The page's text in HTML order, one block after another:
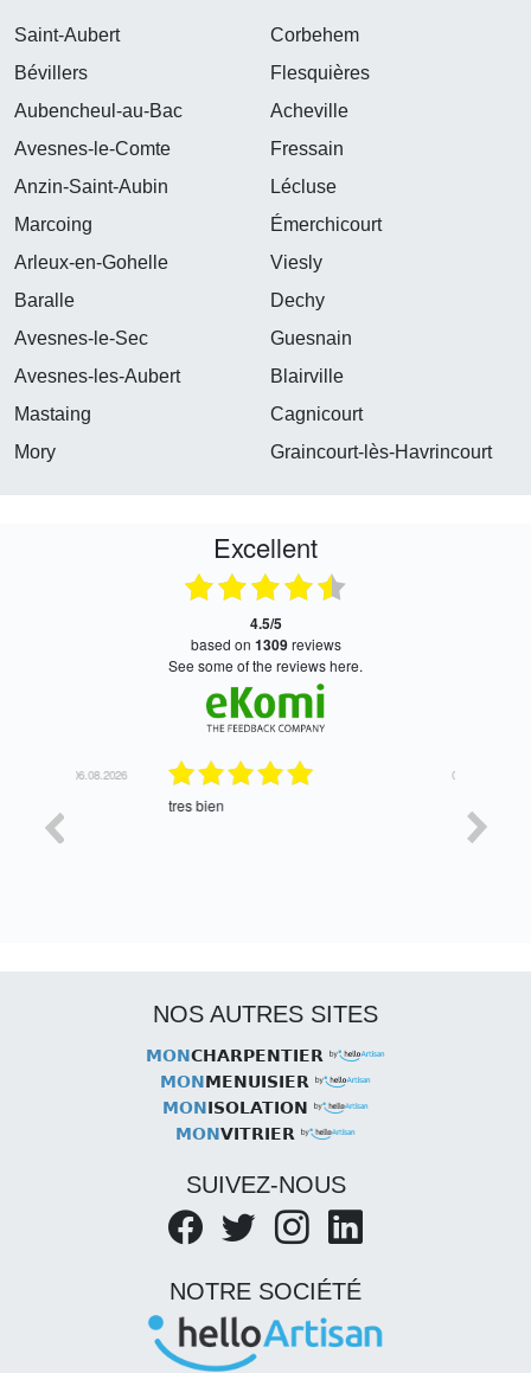
Saint-Aubert
Corbehem
Bévillers
Flesquières
Aubencheul-au-Bac
Acheville
Avesnes-le-Comte
Fressain
Anzin-Saint-Aubin
Lécluse
Marcoing
Émerchicourt
Arleux-en-Gohelle
Viesly
Baralle
Dechy
Avesnes-le-Sec
Guesnain
Avesnes-les-Aubert
Blairville
Mastaing
Cagnicourt
Mory
Graincourt-lès-Havrincourt
Excellent
4.5/5
based on 1309reviews
see some of the reviews here.
NOS AUTRES SITES
MONCHARPENTIER
MONMENUISIER
MONISOLATION
MONVITRIER
SUIVEZ-NOUS
NOTRE SOCIÉTÉ